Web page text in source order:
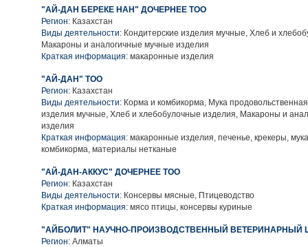
"АЙ-ДАН БЕРЕКЕ НАН" ДОЧЕРНЕЕ ТОО
Регион: Казахстан
Виды деятельности: Кондитерские изделия мучные, Хлеб и
Макароны и аналогичные мучные изделия
Краткая информация: макаронные изделия
"АЙ-ДАН" ТОО
Регион: Казахстан
Виды деятельности: Корма и комбикорма, Мука
изделия мучные, Хлеб и хлебобулочные изделия, Макароны и
изделия
Краткая информация: макаронные изделия, печенье, крекеры,
комбикорма, материалы нетканые
"АЙ-ДАН-АККУС" ДОЧЕРНЕЕ ТОО
Регион: Казахстан
Виды деятельности: Консервы мясные, Птицеводство
Краткая информация: мясо птицы, консервы куриные
"АЙБОЛИТ" НАУЧНО-ПРОИЗВОДСТВЕННЫЙ ВЕТЕРИНАРНЫЙ
Регион: Алматы